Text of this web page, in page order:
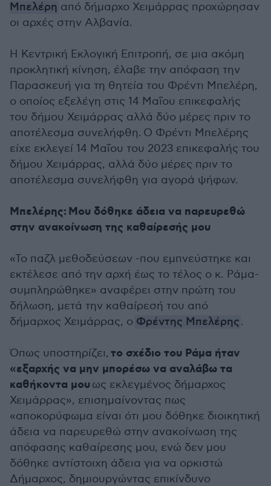
Μπελέρη από δήμαρχο Χειμάρρας προχώρησαν
οι αρχές στην Αλβανία.
Η Κεντρική Εκλογική Επιτροπή, σε μια ακόμη
προκλητική κίνηση, έλαβε την απόφαση την
Παρασκευή για τη θητεία του Φρέντι Μπελέρη,
ο οποίος εξελέγη στις 14 Μαΐου επικεφαλής
του δήμου Χειμάρρας αλλά δύο μέρες πριν το
αποτέλεσμα συνελήφθη. Ο Φρέντι Μπελέρης
είχε εκλεγεί 14 Μαΐου του 2023 επικεφαλής του
δήμου Χειμάρρας, αλλά δύο μέρες πριν το
αποτέλεσμα συνελήφθη για αγορά ψήφων.
Μπελέρης: Μου δόθηκε άδεια να παρευρεθώ
στην ανακοίνωση της καθαίρεσής μου
«Το παζλ μεθοδεύσεων -που εμπνεύστηκε και
εκτέλεσε από την αρχή έως το τέλος ο κ. Ράμα-
συμπληρώθηκε» αναφέρει στην πρώτη του
δήλωση, μετά την καθαίρεσή του από
δήμαρχος Χειμάρρας, ο Φρέντης Μπελέρης.
Όπως υποστηρίζει, το σχέδιο του Ράμα ήταν
«εξαρχής να μην μπορέσω να αναλάβω τα
καθήκοντα μουως εκλεγμένος δήμαρχος
Χειμάρρας», επισημαίνοντας πως
«αποκορύφωμα είναι ότι μου δόθηκε διοικητική
άδεια να παρευρεθώ στην ανακοίνωση της
απόφασης καθαίρεσης μου, ενώ δεν μου
δόθηκε αντίστοιχη άδεια για να ορκιστώ
Δήμαρχος, δημιουργώντας επικίνδυνο